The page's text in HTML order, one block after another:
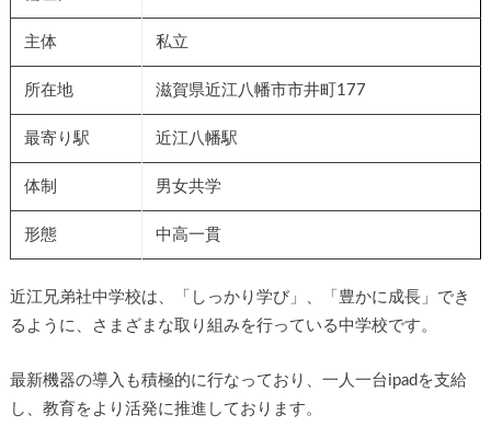
主体 私立
所在地 滋賀県近江八幡市市井町177
最寄り駅 近江八幡駅
体制 男女共学
形態 中高一貫
近江兄弟社中学校は、「しっかり学び」、「豊かに成長」でき
るように、さまざまな取り組みを行っている中学校です。
最新機器の導入も積極的に行なっており、一人一台ipadを支給
し、教育をより活発に推進しております。